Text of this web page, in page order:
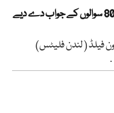
فیلڈ ( لندن فلیٹس)